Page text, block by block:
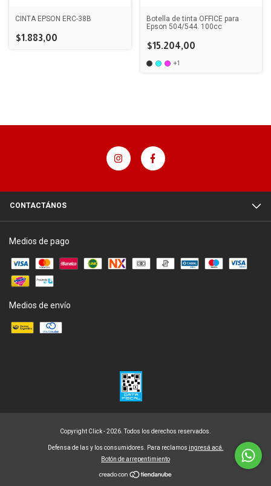
CINTA EPSON ERC-38B
$1.883,00
Botella de tinta OFFICE para
Epson 504/544. 100cc
$15.204,00
+1
CONTACTÁNOS
Medios de pago
Medios de envío
Copyright Click - 2026. Todos los derechos reservados.
Defensa de las y los consumidores. Para reclamos ingresá acá.
Botón de arrepentimiento